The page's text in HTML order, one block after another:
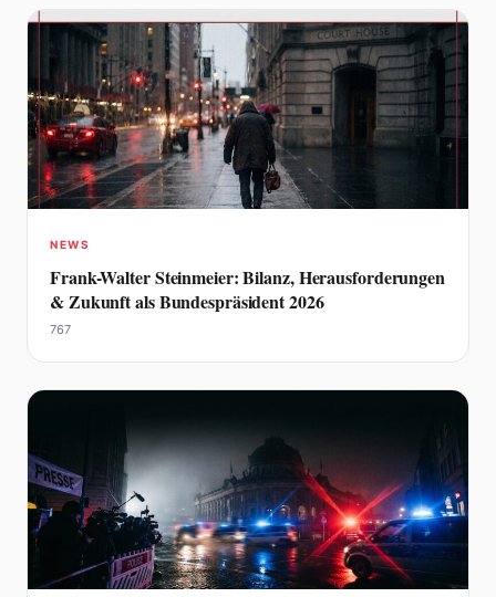
NEWS
Frank-Walter Steinmeier: Bilanz, Herausforderungen
& Zukunft als Bundespräsident 2026
767